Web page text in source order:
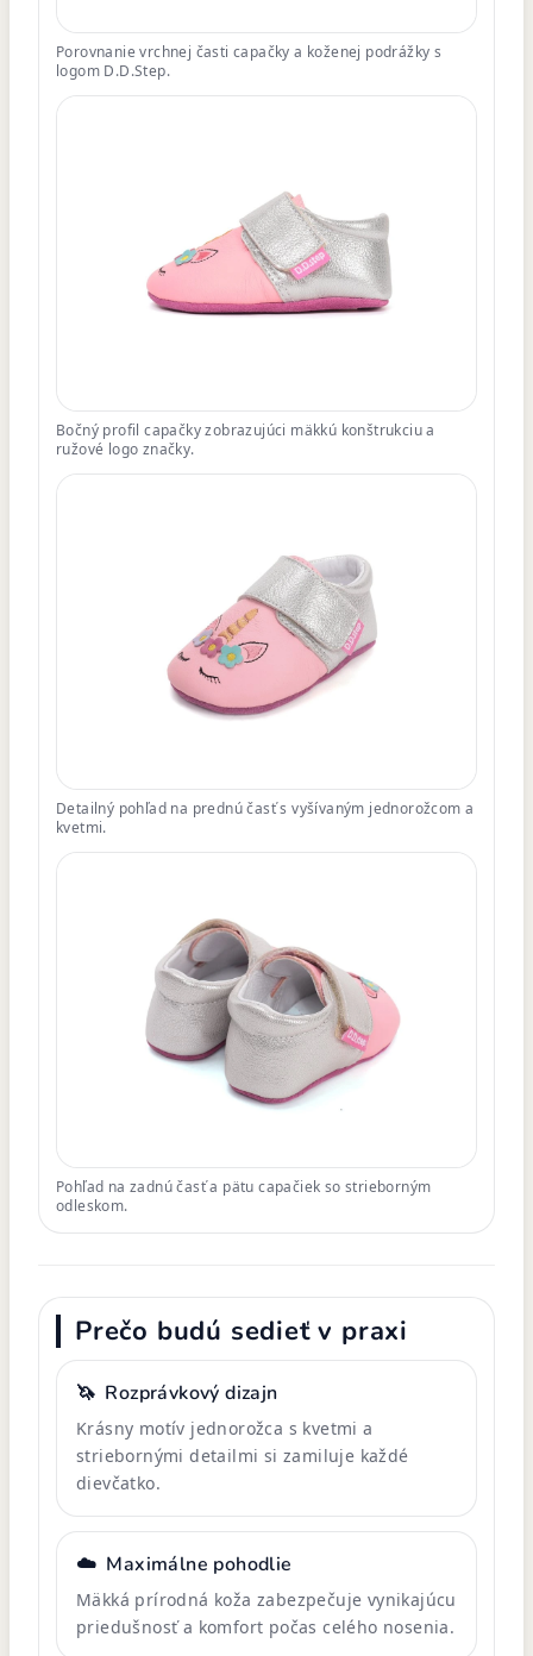
Porovnanie vrchnej časti capačky a koženej podrážky s
logom D.D.Step.
Bočný profil capačky zobrazujúci mäkkú konštrukciu a
ružové logo značky.
Detailný pohľad na prednú časť s vyšívaným jednorožcom a
kvetmi.
Pohľad na zadnú časť a pätu capačiek so strieborným
odleskom.
Prečo budú sedieť v praxi
🦄 Rozprávkový dizajn
Krásny motív jednorožca s kvetmi a
striebornými detailmi si zamiluje každé
dievčatko.
☁️ Maximálne pohodlie
Mäkká prírodná koža zabezpečuje vynikajúcu
priedušnosť a komfort počas celého nosenia.